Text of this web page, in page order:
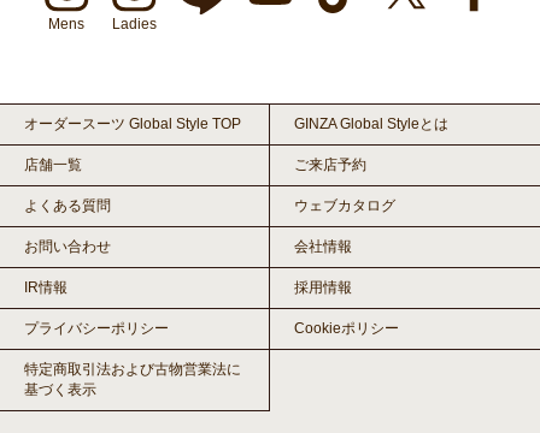
Mens Ladies
オーダースーツ Global Style TOP GINZA Global Styleとは
店舗一覧 ご来店予約
よくある質問 ウェブカタログ
お問い合わせ 会社情報
IR情報 採用情報
プライバシーポリシー Cookieポリシー
特定商取引法および古物営業法に
基づく表示